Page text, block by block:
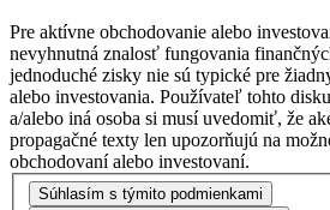
Pre aktívne obchodovanie alebo
nevyhnutná znalosť fungovania
jednoduché zisky nie sú typické pre
alebo investovania. Používateľ tohto
a/alebo iná osoba si musí uvedomiť, že
propagačné texty len upozorňujú na
obchodovaní alebo investovaní.